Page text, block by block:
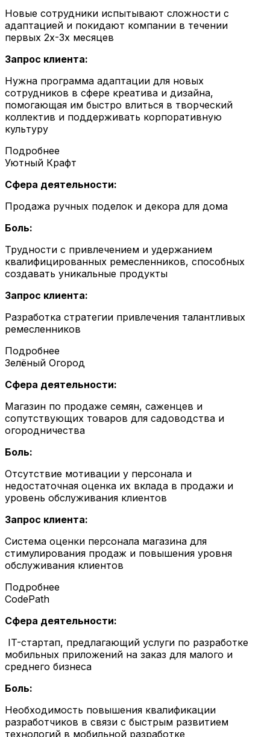
Новые сотрудники испытывают сложности с
адаптацией и покидают компании в течении
первых 2х-3х месяцев
Запрос клиента:
Нужна программа адаптации для новых
сотрудников в сфере креатива и дизайна,
помогающая им быстро влиться в творческий
коллектив и поддерживать корпоративную
культуру
Подробнее
Уютный Крафт
Сфера деятельности:
Продажа ручных поделок и декора для дома
Боль:
Трудности с привлечением и удержанием
квалифицированных ремесленников, способных
создавать уникальные продукты
Запрос клиента:
Разработка стратегии привлечения талантливых
ремесленников
Подробнее
Зелёный Огород
Сфера деятельности:
Магазин по продаже семян, саженцев и
сопутствующих товаров для садоводства и
огородничества
Боль:
Отсутствие мотивации у персонала и
недостаточная оценка их вклада в продажи и
уровень обслуживания клиентов
Запрос клиента:
Система оценки персонала магазина для
стимулирования продаж и повышения уровня
обслуживания клиентов
Подробнее
CodePath
Сфера деятельности:
IT-стартап, предлагающий услуги по разработке
мобильных приложений на заказ для малого и
среднего бизнеса
Боль:
Необходимость повышения квалификации
разработчиков в связи с быстрым развитием
технологий в мобильной разработке